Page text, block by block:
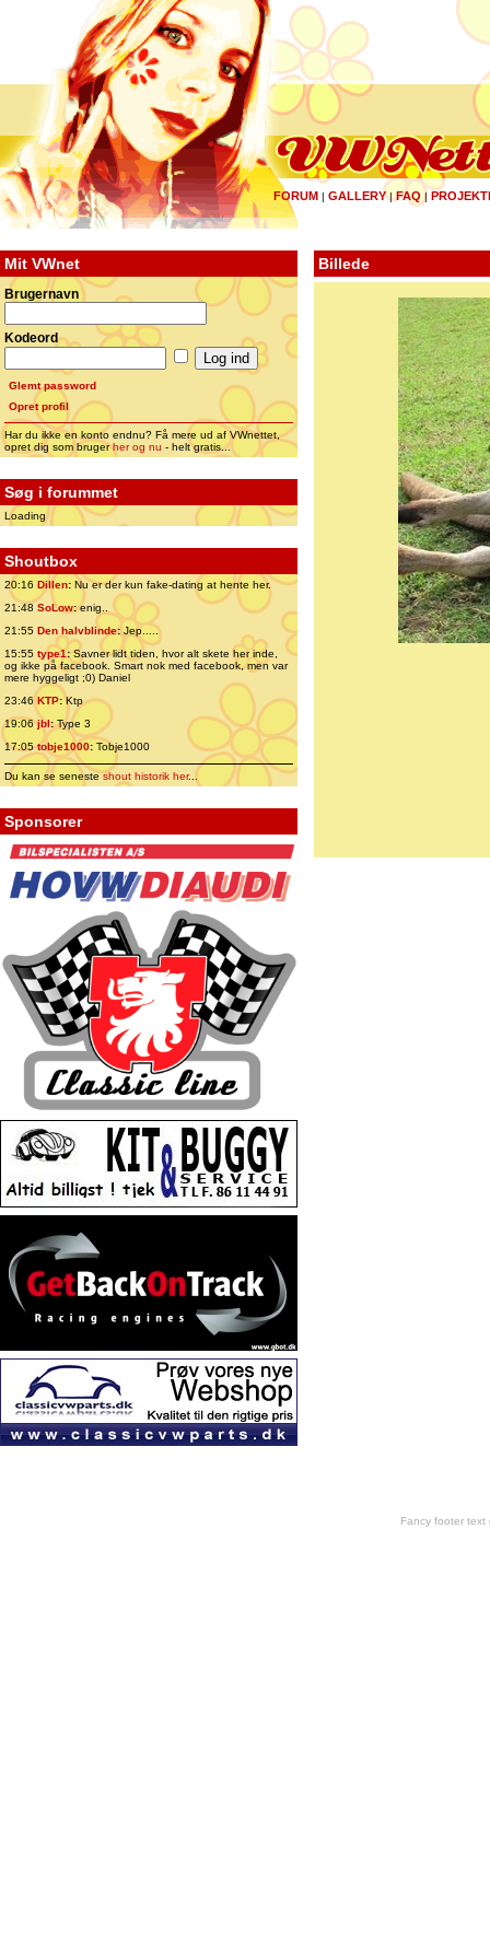
FORUM | GALLERY|FAQ |
Mit VWnet
Brugernavn
Kodeord
Glemt password
Opret profil
Har du ikke en konto endnu? Få mere ud af VWnettet,
opret dig som brugerher og nu - helt gratis...
Søg i forummet
Loading
Shoutbox
20:16 Dillen: Nu er der kun fake-dating at hente her.
21:48 SoLow:enig..
21:55 Den halvblinde:Jep.....
15:55 type1:Savner lidt tiden, hvor alt skete her inde,
og ikke på facebook. Smart nok med facebook, men var
mere hyggeligt ;0) Daniel
23:46 KTP:Ktp
19:06jbl:Type 3
17:05tobje1000: Tobje1000
Du kan se senesteshout historik her...
Sponsorer
Billede
Fancy footer